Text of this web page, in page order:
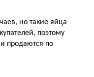
но такие яйца
поэтому
продаются по